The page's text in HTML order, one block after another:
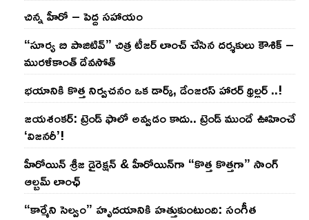
చిన్న హీరో – పెద్ద సహాయం
“సూర్య బి పాజిటివ్” చిత్ర టీజర్ లాంచ్ చేసిన‌ దర్శకులు కౌశిక్ –
మురళీకాంత్ దేవసోత్
భయానికి కొత్త నిర్వచనం ఒక డార్క్, డేంజరస్ హారర్ థ్రిల్లర్ ..!
జయశంకర్: ట్రెండ్‌ ఫాలో అవ్వడం కాదు.. ట్రెండ్‌ ముందే ఊహించే
‘విజనరీ’!
హీరోయిన్ శ్రీజ డైరెక్ష‌న్ & హీరోయిన్‌గా “కొత్త కొత్తగా” సాంగ్
ఆల్బమ్ లాంఛ్
“కార్మేని సెల్వం” హృదయానికి హత్తుకుంటుంది: సంగీత